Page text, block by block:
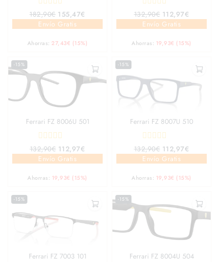
0
out
of
182,90€ 155,47€
Envío Gratis
Ahorras: 27,43€ (15%)
0
out
of
132,90€ 112,97€
Envío Gratis
Ahorras: 19,93€ (15%)
-15%
Ferrari FZ 8006U 501
0
out
of
132,90€ 112,97€
Envío Gratis
Ahorras: 19,93€ (15%)
-15%
Ferrari FZ 8007U 510
0
out
of
132,90€ 112,97€
Envío Gratis
Ahorras: 19,93€ (15%)
-15%
Ferrari FZ 7003 101
-15%
Ferrari FZ 8004U 504